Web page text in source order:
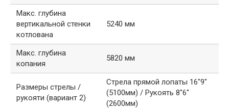
Макс. глубина
вертикальной стенки
котлована
5240 мм
Макс. глубина
копания
5820 мм
Размеры стрелы /
рукояти (вариант 2)
Стрела прямой лопаты 16″9″
(5100мм) / Рукоять 8″6″
(2600мм)